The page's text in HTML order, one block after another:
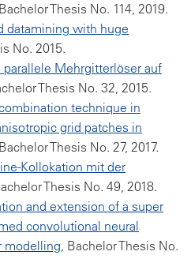
Thesis No. 114, 2019.
datamining with huge
No. 2015.
parallele Mehrgitterlöser auf
Thesis No. 32, 2015.
technique in
grid patches in
Thesis No. 27, 2017.
Kollokation mit der
Thesis No. 49, 2018.
and extension of a super
convolutional neural
modelling, Bachelor Thesis No.